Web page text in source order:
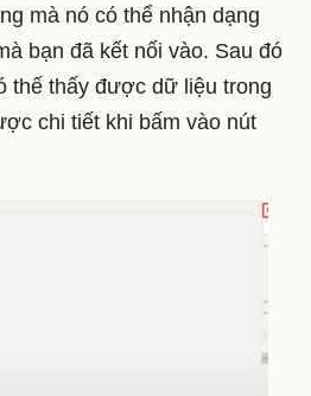
mà nó có thể nhận dạng
bạn đã kết nối vào. Sau đó
thế thấy được dữ liệu trong
chi tiết khi bấm vào nút